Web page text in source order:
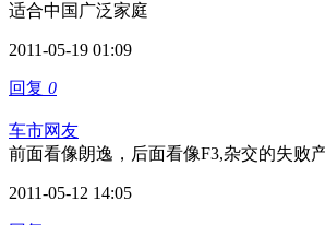
适合中国广泛家庭
2011-05-19 01:09
回复 0
车市网友
前面看像朗逸，后面看像F3,杂交的失败产
2011-05-12 14:05